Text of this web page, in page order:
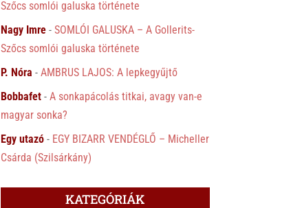
Szőcs somlói galuska története
Nagy Imre -SOMLÓI GALUSKA – A Gollerits-
Szőcs somlói galuska története
P. Nóra -AMBRUS LAJOS: A lepkegyűjtő
Bobbafet -A sonkapácolás titkai, avagy van-e
magyar sonka?
Egy utazó - EGY BIZARR VENDÉGLŐ – Micheller
Csárda (Szilsárkány)
KATEGÓRIÁK